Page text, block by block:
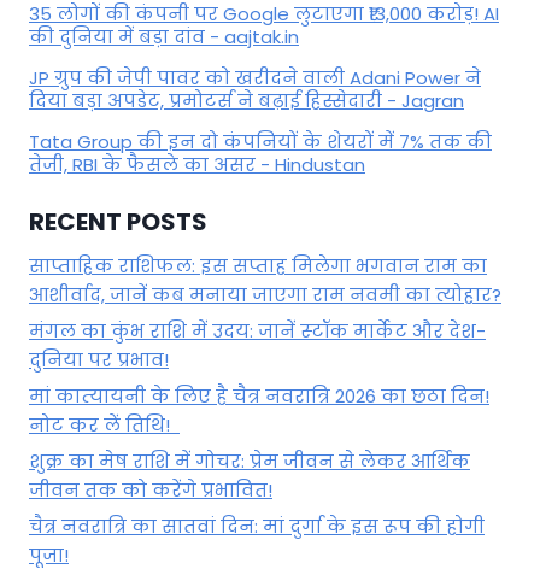
35 लोगों की कंपनी पर Google लुटाएगा ₹13,000 करोड़! AI
की दुनिया में बड़ा दांव - aajtak.in
JP ग्रुप की जेपी पावर को खरीदने वाली Adani Power ने
दिया बड़ा अपडेट, प्रमोटर्स ने बढ़ाई हिस्सेदारी - Jagran
Tata Group की इन दो कंपनियों के शेयरों में 7% तक की
तेजी, RBI के फैसले का असर - Hindustan
RECENT POSTS
साप्ताहिक राशिफल: इस सप्ताह मिलेगा भगवान राम का
आशीर्वाद, जानें कब मनाया जाएगा राम नवमी का त्योहार?
मंगल का कुंभ राशि में उदय: जानें स्‍टॉक मार्केट और देश-
दुनिया पर प्रभाव!
मां कात्‍यायनी के लिए है चैत्र नवरात्रि 2026 का छठा दिन!
नोट कर लें तिथि!
शुक्र का मेष राशि में गोचर: प्रेम जीवन से लेकर आर्थिक
जीवन तक को करेंगे प्रभावित!
चैत्र नवरात्रि का सातवां दिन: मां दुर्गा के इस रूप की होगी
पूजा!